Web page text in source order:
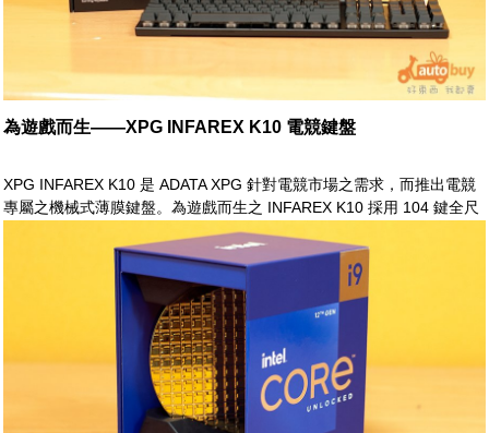
為遊戲而生——XPG INFAREX K10 電競鍵盤
XPG INFAREX K10 是 ADATA XPG 針對電競市場之需求，而推出電競
專屬之機械式薄膜鍵盤。為遊戲而生之 INFAREX K10 採用 104 鍵全尺
寸配置，本體具備各式因應電競需求之功能設計。華麗的 RGB 特效，
讓使用者可針對不同情境需求自由切換。